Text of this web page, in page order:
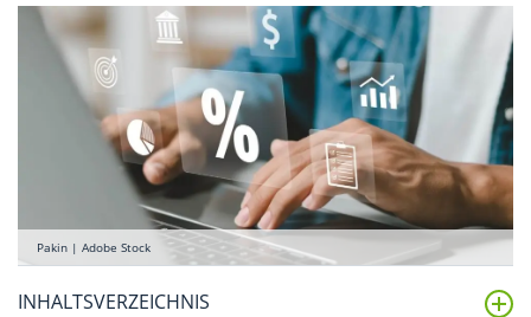
Pakin | Adobe Stock
INHALTSVERZEICHNIS